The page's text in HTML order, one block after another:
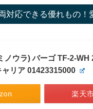
対応できる優れもの！
ノウラ) バーゴ TF-2-
ャリア 01423315000
楽天